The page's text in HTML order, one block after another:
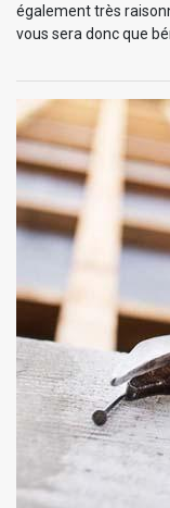
également très
vous sera donc que